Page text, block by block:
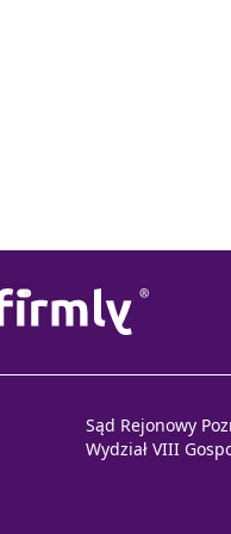
Sąd Rejonowy
Wydział VIII